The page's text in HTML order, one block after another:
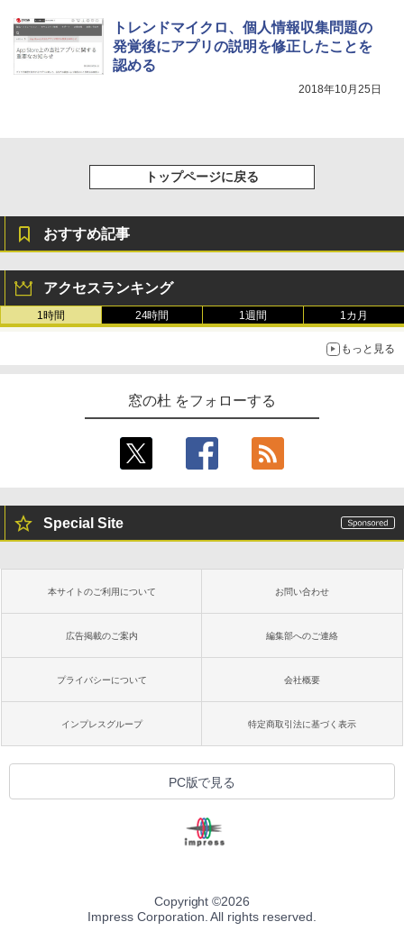
11インチカラーディスプレイ、64GBスト
レージ、ノート機能搭載、明るさ自動調
整、色調調節ライト、プレミアムペン付
き、グラファイト
トレンドマイクロ、個人情報収集問題の
発覚後にアプリの説明を修正したことを
認める
2018年10月25日
トップページに戻る
おすすめ記事
アクセスランキング
1時間 24時間 1週間 1カ月
もっと見る
窓の杜 をフォローする
Special Site
本サイトのご利用について お問い合わせ
広告掲載のご案内 編集部へのご連絡
プライバシーについて 会社概要
インプレスグループ 特定商取引法に基づく表示
PC版で見る
Copyright ©2026
Impress Corporation. All rights reserved.